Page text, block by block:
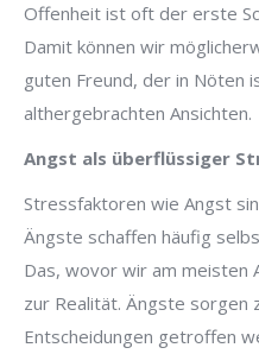
Offenheit ist oft der erste
Damit können wir
guten Freund, der in Nöten
althergebrachten Ansichten.
Angst als überflüssiger
Stressfaktoren wie Angst
Ängste schaffen häufig
Das, wovor wir am meisten
zur Realität. Ängste sorgen
Entscheidungen getroffen